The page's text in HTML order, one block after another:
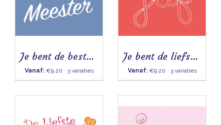
Je bent de beste meester
Vanaf:€9.20 · 3 variaties
Je bent de liefste juf
Vanaf:€9.20 · 3 variaties